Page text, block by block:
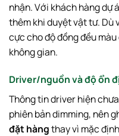
nhận. Với khách hàng dự
thêm khi duyệt vật tư. Dù
cực cho độ đồng đều
không gian.
Driver/nguồn và độ ổn
Thông tin driver hiện
phiên bản dimming, nên
đặt hàngthay vì mặc